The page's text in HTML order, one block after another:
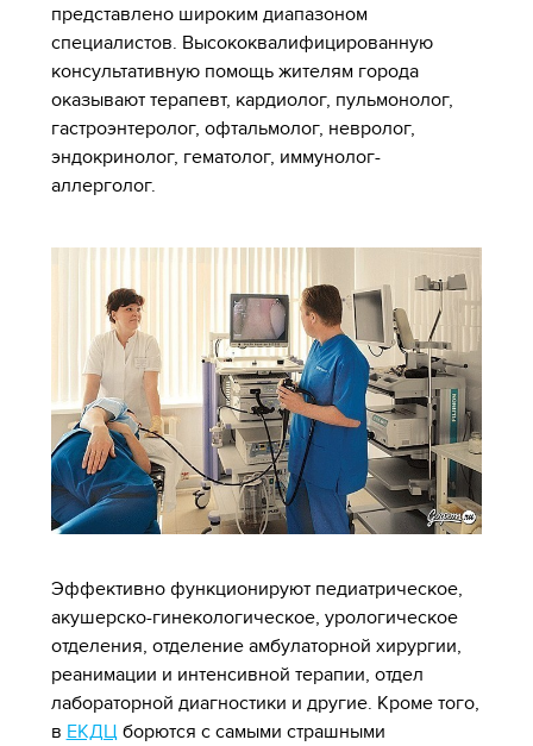
представлено широким диапазоном
специалистов. Высококвалифицированную
консультативную помощь жителям города
оказывают терапевт, кардиолог, пульмонолог,
гастроэнтеролог, офтальмолог, невролог,
эндокринолог, гематолог, иммунолог-
аллерголог.
Эффективно функционируют педиатрическое,
акушерско-гинекологическое, урологическое
отделения, отделение амбулаторной хирургии,
реанимации и интенсивной терапии, отдел
лабораторной диагностики и другие. Кроме того,
в ЕКДЦ борются с самыми страшными